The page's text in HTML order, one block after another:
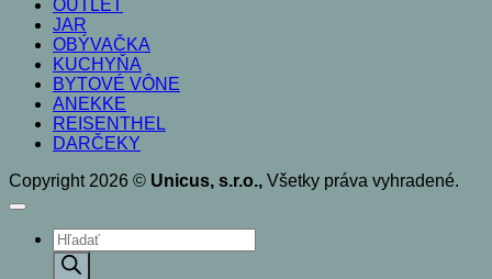
OUTLET
JAR
OBÝVAČKA
KUCHYŇA
BYTOVÉ VÔNE
ANEKKE
REISENTHEL
DARČEKY
Copyright 2026 © Unicus, s.r.o., Všetky práva vyhradené.
Products
search